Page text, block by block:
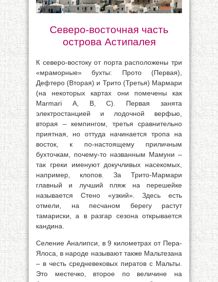
Северо-восточная часть
острова Астипалея
К северо-востоку от порта расположены три
«мраморные» бухты: Прото (Первая),
Дефтеро (Вторая) и Трито (Третья) Мармари
(на некоторых картах они помечены как
Marmari А, В, С). Первая занята
электростанцией и лодочной верфью,
вторая – кемпингом, третья сравнительно
приятная, но оттуда начинается тропа на
восток, к по-настоящему приличным
бухточкам, почему-то названным Мамуни –
так греки именуют докучливых насекомых,
например, клопов. За Трито-Мармари
главный и лучший пляж на перешейке
называется Стено «узкий». Здесь есть
отмели, на песчаном берегу растут
тамариски, а в разгар сезона открывается
кандина.
Селение Аналипси, в 9 километрах от Пера-
Ялоса, в народе называют также Мальтезана
– в честь средневековых пиратов с Мальты.
Это местечко, второе по величине на